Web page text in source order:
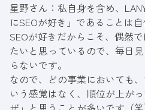
星野さん：私自身を含め、
にSEOが好き」であることは
SEOが好きだからこそ、偶然
たいと思っているので、毎日
らないです。
なので、どの事業においても
いう感覚はなく、順位が上が